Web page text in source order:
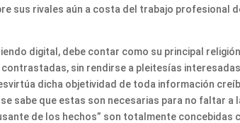
sus rivales aún a costa del trabajo profesional
digital, debe contar como su principal
sin rendirse a pleitesías
dicha objetividad de toda información
sabe que estas son necesarias para no faltar a
de los hechos” son totalmente concebidas